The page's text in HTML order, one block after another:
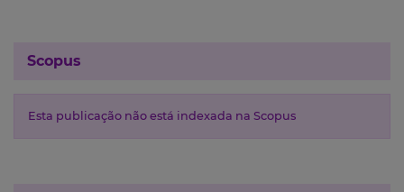
Scopus
Esta publicação não está indexada na Scopus